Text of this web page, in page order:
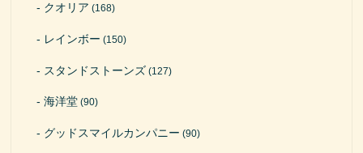
クオリア (168)
レインボー (150)
スタンドストーンズ (127)
海洋堂 (90)
グッドスマイルカンパニー (90)